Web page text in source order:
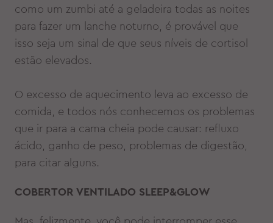
como um zumbi até a geladeira todas as noites
para fazer um lanche noturno, é provável que
isso seja um sinal de que seus níveis de cortisol
estão elevados.
O excesso de aquecimento leva ao excesso de
comida, e todos nós conhecemos os problemas
que ir para a cama cheia pode causar: refluxo
ácido, ganho de peso, problemas de digestão,
para citar alguns.
COBERTOR VENTILADO SLEEP&GLOW